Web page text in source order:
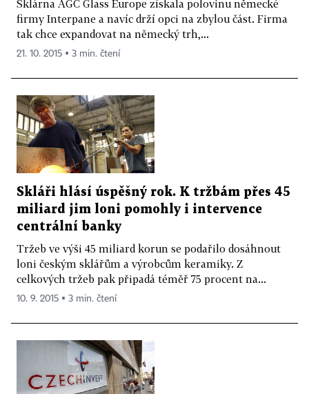
Sklárna AGC Glass Europe získala polovinu německé
firmy Interpane a navíc drží opci na zbylou část. Firma
tak chce expandovat na německý trh,...
21. 10. 2015 ▪ 3 min. čtení
Skláři hlásí úspěšný rok. K tržbám přes 45
miliard jim loni pomohly i intervence
centrální banky
Tržeb ve výši 45 miliard korun se podařilo dosáhnout
loni českým sklářům a výrobcům keramiky. Z
celkových tržeb pak připadá téměř 75 procent na...
10. 9. 2015 ▪ 3 min. čtení